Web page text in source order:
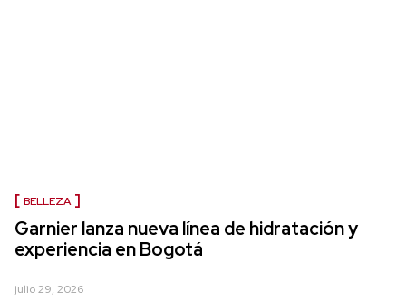
BELLEZA
Garnier lanza nueva línea de hidratación y
experiencia en Bogotá
julio 29, 2026